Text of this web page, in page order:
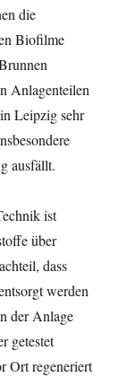
die
Biofilme
Anlagenteilen
Leipzig sehr
ausfällt.
ist
über
dass
werden
der Anlage
getestet
Ort regeneriert